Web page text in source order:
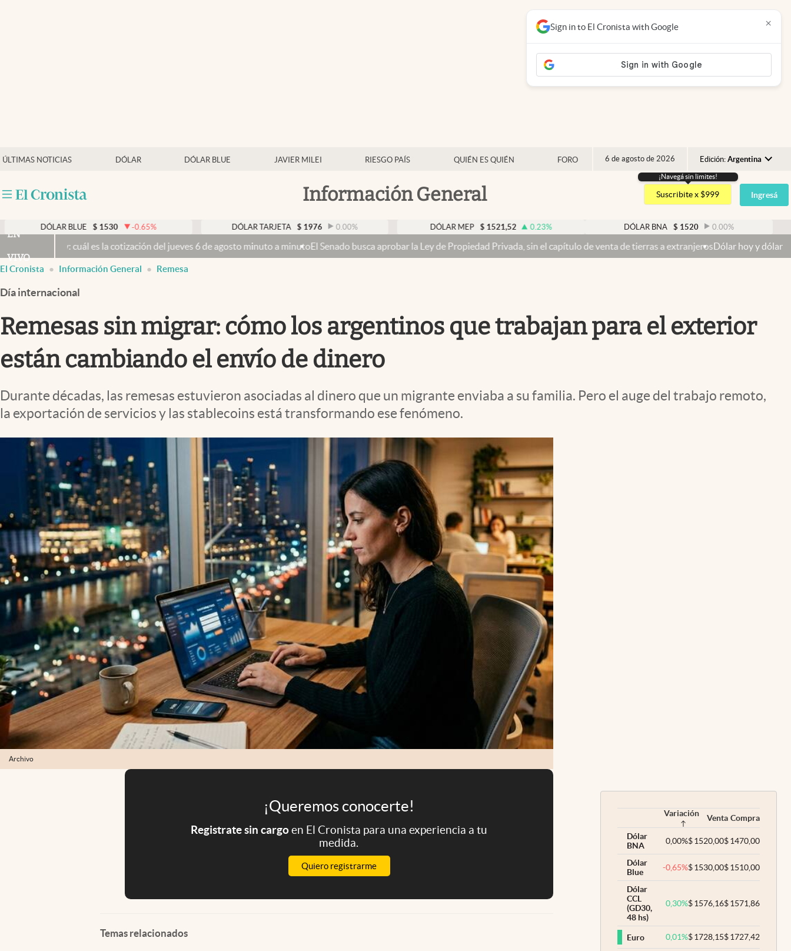
ÚLTIMAS NOTICIAS DÓLAR DÓLAR BLUE JAVIER MILEI RIESGO PAÍS QUIÉN ES QUIÉN FORO 6 de agosto de 2026 Edición: Argentina
Argentina
España
USA
Colombia
Información General
Mercados Online
Otras secciones
Infotechnology
Clase
Clima
Mundial 2026
Eventos Corporativos
¡Navegá sin limites!
Suscribite x $999 Ingresá
BLUE $ 1530 -0.65% DÓLAR TARJETA $ 1976 0.00% $ 1521,52 0.23% $ 1520 0.00%
EN
VIVO
es la cotización del jueves 6 de agosto minuto a minutoEl Senado busca aprobar la Ley de Propiedad Privada, sin el capítulo de venta de tierras a extranjerosDólar hoy y dólar blue hoy: cuál es
Sign in to El Cronista with Google ×
El Cronista Información General Remesa
Día internacional
Remesas sin migrar: cómo los argentinos que trabajan para el exterior
están cambiando el envío de dinero
Durante décadas, las remesas estuvieron asociadas al dinero que un migrante enviaba a su familia. Pero el auge del trabajo remoto,
la exportación de servicios y las stablecoins está transformando ese fenómeno.
Archivo
¡Queremos conocerte!
Registrate sin cargoen El Cronista para una experiencia a tu
medida.
Quiero registrarme
Temas relacionados
Variación Venta Compra
Dólar
BNA
0,00%$1520,00$1470,00
Dólar
Blue
-0,65%$1530,00$1510,00
Dólar
CCL
(GD30,
48 hs)
0,30%$1576,16$1571,86
Euro 0,01%$1728,15$1727,42